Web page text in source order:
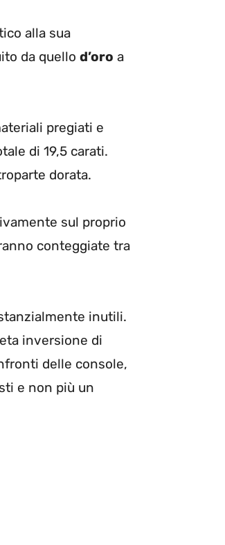
alla sua
da quello d’oro a
pregiati e
di 19,5 carati.
dorata.
sul proprio
conteggiate tra
inutili.
inversione di
delle console,
e non più un